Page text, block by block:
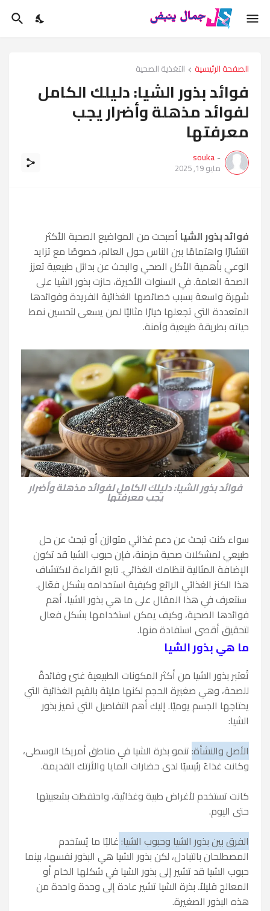
الصفحة الرئيسية التغذية الصحية
فوائد بذور الشيا: دليلك الكامل
لفوائد مذهلة وأضرار يجب
معرفتها
-
souka
مايو 19, 2025
فوائد بذور الشيا أصبحت من المواضيع الصحية الأكثر
انتشارًا واهتمامًا بين الناس حول العالم، خصوصًا مع تزايد
الوعي بأهمية الأكل الصحي والبحث عن بدائل طبيعية تعزز
الصحة العامة. في السنوات الأخيرة، حازت بذور الشيا على
شهرة واسعة بسبب خصائصها الغذائية الفريدة وفوائدها
المتعددة التي تجعلها خيارًا مثاليًا لمن يسعى لتحسين نمط
حياته بطريقة طبيعية وآمنة.
فوائد بذور الشيا: دليلك الكامل لفوائد مذهلة وأضرار
يجب معرفتها
سواء كنت تبحث عن دعم غذائي متوازن أو تبحث عن حل
طبيعي لمشكلات صحية مزمنة، فإن حبوب الشيا قد تكون
الإضافة المثالية لنظامك الغذائي. تابع القراءة لاكتشاف
هذا الكنز الغذائي الرائع وكيفية استخدامه بشكل فعّال.
سنتعرف في هذا المقال على ما هي بذور الشيا، أهم
فوائدها الصحية، وكيف يمكن استخدامها بشكل فعال
لتحقيق أقصى استفادة منها.
ما هي بذور الشيا
تُعتبر بذور الشيا من أكثر المكونات الطبيعية غنىً وفائدةً
للصحة، وهي صغيرة الحجم لكنها مليئة بالقيم الغذائية التي
يحتاجها الجسم يوميًا. إليك أهم التفاصيل التي تميز بذور
الشيا:
الأصل والنشأة:تنمو بذرة الشيا في مناطق أمريكا الوسطى،
وكانت غذاءً رئيسيًا لدى حضارات المايا والأزتك القديمة.
كانت تستخدم لأغراض طبية وغذائية، واحتفظت بشعبيتها
حتى اليوم.
الفرق بين بذور الشيا وحبوب الشيا:غالبًا ما يُستخدم
المصطلحان بالتبادل، لكن بذور الشيا هي البذور نفسها، بينما
حبوب الشيا قد تشير إلى بذور الشيا في شكلها الخام أو
المعالج قليلاً. بذرة الشيا تشير عادة إلى وحدة واحدة من
هذه البذور الصغيرة.